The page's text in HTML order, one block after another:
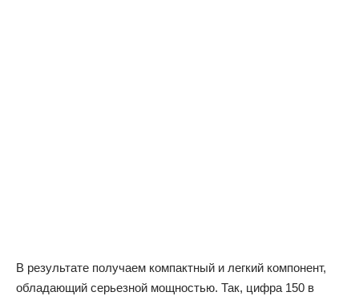
В результате получаем компактный и легкий компонент,
обладающий серьезной мощностью. Так, цифра 150 в